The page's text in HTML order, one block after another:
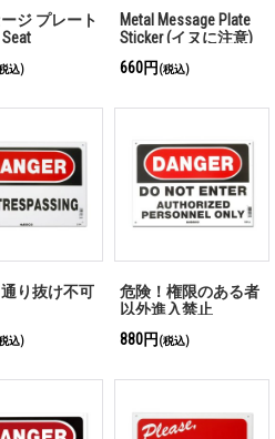
ジ プレート
Seat
込)
Metal Message Plate
Sticker (イヌに注意)
(禁煙)(従業員は手を
洗わなければいけま
おいて下さい)
660円 (税込)
り抜け不可
込)
危険！権限のある者
以外進入禁止
880円 (税込)